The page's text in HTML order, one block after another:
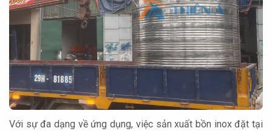
Với sự đa dạng về ứng dụng, việc sản xuất bồn inox đặt tại